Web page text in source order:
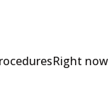
Right now